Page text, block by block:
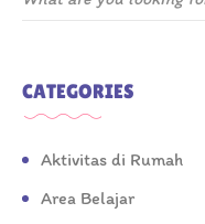
CATEGORIES
Aktivitas di Rumah
Area Belajar